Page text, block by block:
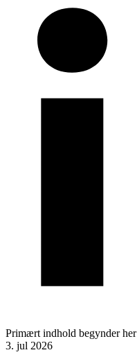
Primært indhold begynder her
3. jul 2026